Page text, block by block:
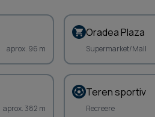
aprox. 96 m
Oradea Plaza
Supermarket/Mall
aprox. 382 m
Teren sportiv
Recreere